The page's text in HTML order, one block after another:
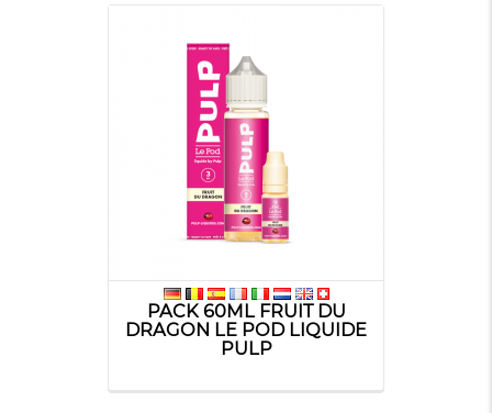
PACK 60ML FRUIT DU
DRAGON LE POD LIQUIDE
PULP